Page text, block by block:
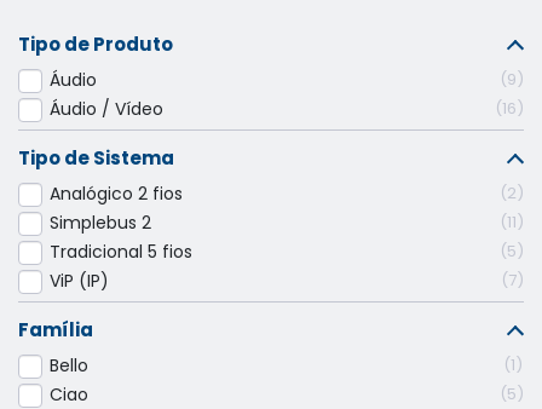
Tipo de Produto
Áudio 9
Áudio / Vídeo 16
Tipo de Sistema
Analógico 2 fios 2
Simplebus 2 11
Tradicional 5 fios 5
ViP (IP) 7
Família
Bello 1
Ciao 5